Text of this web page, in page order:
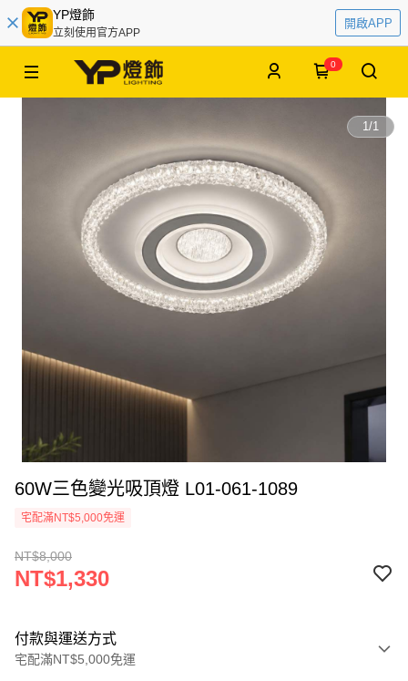
YP燈飾
立刻使用官方APP
開啟APP
0
1/1
60W三色變光吸頂燈 L01-061-1089
宅配滿NT$5,000免運
NT$8,000
NT$1,330
付款與運送方式
宅配滿NT$5,000免運